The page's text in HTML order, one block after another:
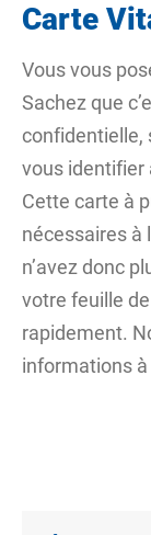
Carte
Vous vous
Sachez que
confidentielle,
vous identifier
Cette carte à
nécessaires à
n’avez donc
votre feuille
rapidement.
informations